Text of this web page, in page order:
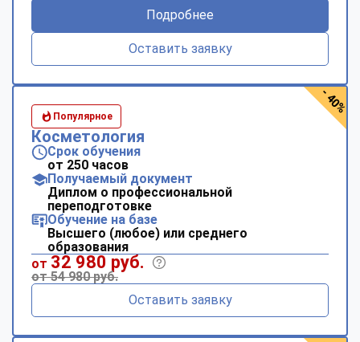
Подробнее
Оставить заявку
Популярное
Косметология
Срок обучения
от 250 часов
Получаемый документ
Диплом о профессиональной
переподготовке
Обучение на базе
Высшего (любое) или среднего
образования
от 32 980 руб.
от 54 980 руб.
Оставить заявку
- 40%